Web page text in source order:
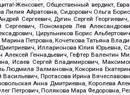
Женсовет, Общественный вердикт,
Айратовна, Сидорович Ольга
Сергеевич, Дугин Сергей
Пономарев Лев
Цирульников Борис
Петровна, Кочеткова Татьяна
Илларионова Юлия Юрьевна,
Геннадьевич, Гефтер Валентин
Исаев Сергей Владимирович,
Людмила Залмановна, Кокорина
Протасова Ирина
Анна Дмитриевна, Королева
Петрович, Полякова Мара Федоровна,